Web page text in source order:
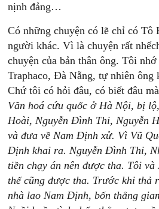
nịnh đảng…
Có những chuyện có lẽ chỉ có
người khác. Vì là chuyện rất
chuyện của bản thân ông. Tôi
Traphaco, Đà Nẵng, tự nhiên ông
Chứ tôi có hỏi đâu, có biết đâu
Văn hoá cứu quốc ở Hà Nội, bị lộ,
Hoài, Nguyễn Đình Thi, Nguyễn
và đưa về Nam Định xử. Vì Vũ
Định khai ra. Nguyễn Đình Thi,
tiền chạy án nên được tha. Tôi và
thế cũng được tha. Trước khi thả
nhà lao Nam Định, bốn thằng